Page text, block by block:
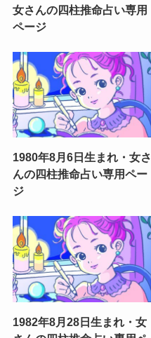
女さんの四柱推命占い専用
ページ
1980年8月6日生まれ・女さ
んの四柱推命占い専用ペー
ジ
1982年8月28日生まれ・女